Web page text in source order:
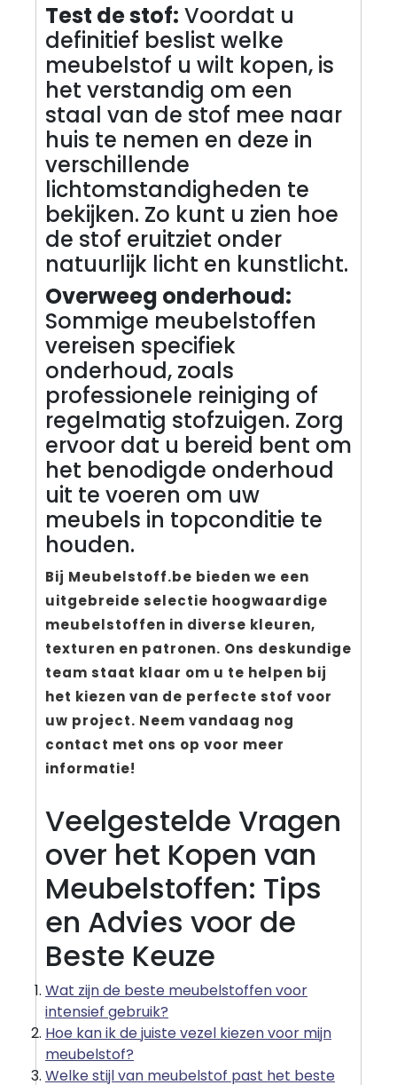
Test de stof: Voordat u
definitief beslist welke
meubelstof u wilt kopen, is
het verstandig om een
staal van de stof mee naar
huis te nemen en deze in
verschillende
lichtomstandigheden te
bekijken. Zo kunt u zien hoe
de stof eruitziet onder
natuurlijk licht en kunstlicht.
Overweeg onderhoud:
Sommige meubelstoffen
vereisen specifiek
onderhoud, zoals
professionele reiniging of
regelmatig stofzuigen. Zorg
ervoor dat u bereid bent om
het benodigde onderhoud
uit te voeren om uw
meubels in topconditie te
houden.
Bij Meubelstoff.be bieden we een
uitgebreide selectie hoogwaardige
meubelstoffen in diverse kleuren,
texturen en patronen. Ons deskundige
team staat klaar om u te helpen bij
het kiezen van de perfecte stof voor
uw project. Neem vandaag nog
contact met ons op voor meer
informatie!
Veelgestelde Vragen
over het Kopen van
Meubelstoffen: Tips
en Advies voor de
Beste Keuze
Wat zijn de beste meubelstoffen voor
intensief gebruik?
Hoe kan ik de juiste vezel kiezen voor mijn
meubelstof?
Welke stijl van meubelstof past het beste